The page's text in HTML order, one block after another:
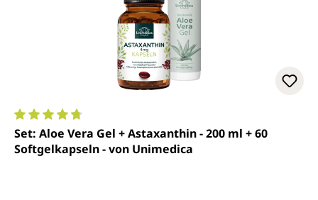
Valutazione media di 4.7 su 5 stelle
Set: Aloe Vera Gel + Astaxanthin - 200 ml + 60
Softgelkapseln - von Unimedica